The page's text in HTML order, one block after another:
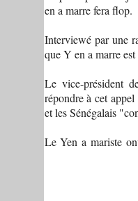
en a marre fera flop.
Interviewé par une
que Y en a marre
Le vice-président
répondre à cet
et les Sénégalais
Le Yen a mariste